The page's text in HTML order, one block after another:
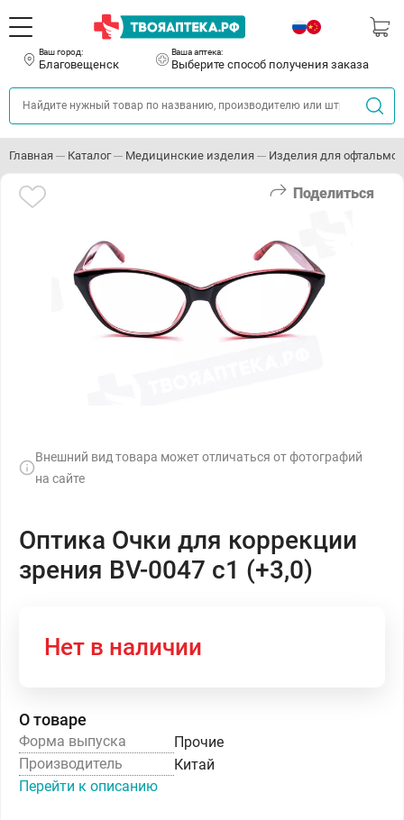
Ваш город:
Благовещенск
Ваша аптека:
Выберите способ получения заказа
Главная Каталог Медицинские изделия Изделия для
Поделиться
Внешний вид товара может отличаться от фотографий
на сайте
Оптика Очки для коррекции
зрения BV-0047 с1 (+3,0)
Нет в наличии
О товаре
Форма выпуска
Прочие
Производитель
Китай
Перейти к описанию